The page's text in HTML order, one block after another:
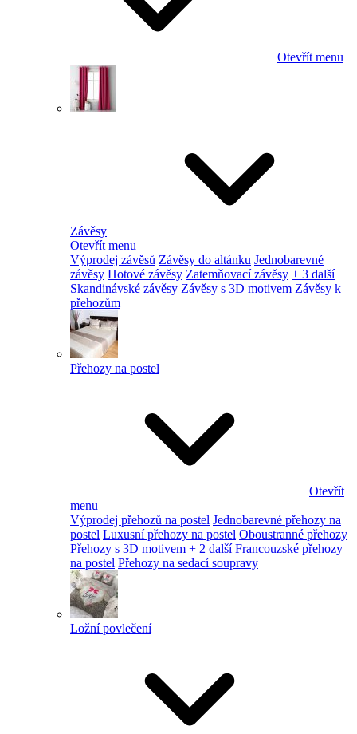
Otevřít menu
Závěsy
Otevřít menu
Výprodej závěsů Závěsy do altánku Jednobarevné
závěsy Hotové závěsy Zatemňovací závěsy + 3 další
Skandinávské závěsy Závěsy s 3D motivem Závěsy k
přehozům
Přehozy na postel
Otevřít
menu
Výprodej přehozů na postel Jednobarevné přehozy na
postel Luxusní přehozy na postel Oboustranné přehozy
Přehozy s 3D motivem + 2 další Francouzské přehozy
na postel Přehozy na sedací soupravy
Ložní povlečení